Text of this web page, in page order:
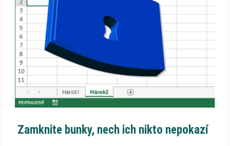
Zamknite bunky, nech ich nikto nepokazí